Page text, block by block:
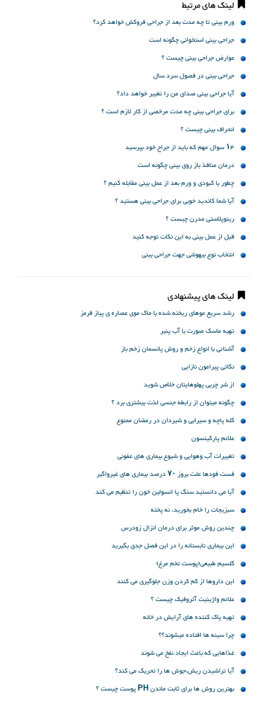
لینک های مرتبط
ورم بینی تا چه مدت بعد از جراحی فروکش خواهد کرد؟
جراحی بینی استخوانی چگونه است
عوارض جراحی بینی چیست ؟
جراحی بینی در فصول سرد سال
آیا جراحی بینی صدای من را تغییر خواهد داد؟
برای جراحی بینی چه مدت مرخصی از کار لازم است ؟
انحراف بینی چیست ؟
۱۴ سوال مهم که باید از جراح خود بپرسید
درمان منافذ باز روی بینی چگونه است
چطور با کبودی و ورم بعد از عمل بینی مقابله کنیم ؟
آیا شما کاندید خوبی برای جراحی بینی هستید ؟
رینوپلاستی مدرن چیست ؟
قبل از عمل بینی به این نکات توجه کنید
انتخاب نوع بیهوشی جهت جراحی بینی
لینک های پیشنهادی
رشد سریع موهای ریخته شده با ماک موی عصاره ی پیاز قرمز
تهیه ماسک صورت با آب پنیر
آشنائی با انواع زخم و روش پانسمان زخم باز
نکاتی پیرامون نازایی
از شر چربی پهلوهایتان خلاص شوید
چگونه میتوان از رابطه جنسی لذت بیشتری برد ؟
کله پاچه و سیرابی و شیردان در رمضان ممنوع
علائم پارکینسون
تغییرات آب وهوایی و شیوع بیماری های عفونی
فست فودها علت بروز ۷۰ درصد بیماری های غیرواگیر
آیا می دانستید سنگ پا انسولین خون را تنظیم می کند
سبزیجات را خام بخورید،‌ نه پخته
چندین روش موثر برای درمان انزال زودرس
این بیماری تابستانه را در این فصل جدی بگیرید
کلسیم طبیعی(پوست تخم مرغ)
این داروها از کم کردن وزن جلوگیری می کنند
علائم واژینیت آتروفیک چیست ؟
تهیه پاک کننده های آرایش در خانه
چرا سینه ها افتاده میشوند؟؟
غذاهایی که باعث ایجاد نفخ می شوند
آیا تراشیدن ریش،جوش ها را تحریک می کند؟
بهترین روش ها برای ثابت ماندن PH پوست چیست ؟